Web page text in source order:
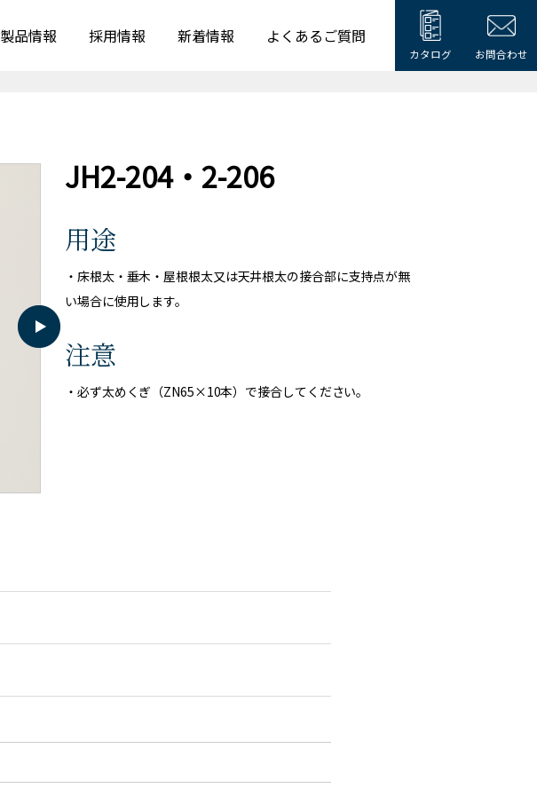
製品情報 採用情報 新着情報 よくあるご質問
カタログ お問合わせ
JH2-204・2-206
用途
・床根太・垂木・屋根根太又は天井根太の接合部に支持点が無
い場合に使用します。
注意
・必ず太めくぎ（ZN65×10本）で接合してください。